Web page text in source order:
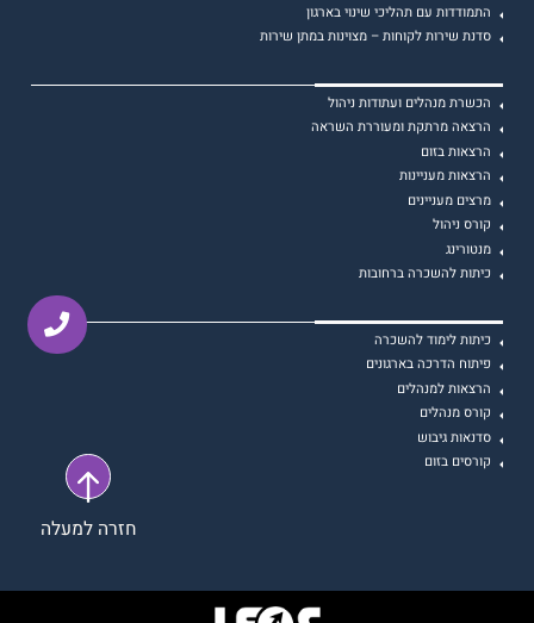
חזרה למעלה
התמודדות עם תהליכי שינוי בארגון
סדנת שירות לקוחות – מצוינות במתן שירות
הכשרת מנהלים ועתודות ניהול
הרצאה מרתקת ומעוררת השראה
הרצאות בזום
הרצאות מעניינות
מרצים מעניינים
קורס ניהול
מנטורינג
כיתות להשכרה ברחובות
כיתות לימוד להשכרה
פיתוח הדרכה בארגונים
הרצאות למנהלים
קורס מנהלים
סדנאות גיבוש
קורסים בזום